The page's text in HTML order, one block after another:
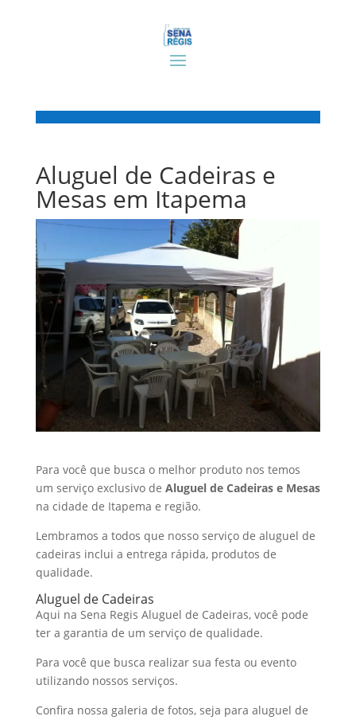
Aluguel de Cadeiras e
Mesas em Itapema
Para você que busca o melhor produto nos temos
um serviço exclusivo de Aluguel de Cadeiras e Mesas
na cidade de Itapema e região.
Lembramos a todos que nosso serviço de aluguel de
cadeiras inclui a entrega rápida, produtos de
qualidade.
Aluguel de Cadeiras
Aqui na Sena Regis Aluguel de Cadeiras, você pode
ter a garantia de um serviço de qualidade.
Para você que busca realizar sua festa ou evento
utilizando nossos serviços.
Confira nossa galeria de fotos, seja para aluguel de